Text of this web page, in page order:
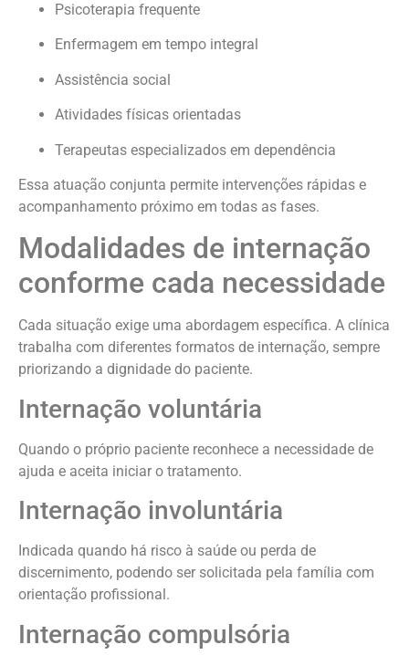
Psicoterapia frequente
Enfermagem em tempo integral
Assistência social
Atividades físicas orientadas
Terapeutas especializados em dependência
Essa atuação conjunta permite intervenções rápidas e
acompanhamento próximo em todas as fases.
Modalidades de internação
conforme cada necessidade
Cada situação exige uma abordagem específica. A clínica
trabalha com diferentes formatos de internação, sempre
priorizando a dignidade do paciente.
Internação voluntária
Quando o próprio paciente reconhece a necessidade de
ajuda e aceita iniciar o tratamento.
Internação involuntária
Indicada quando há risco à saúde ou perda de
discernimento, podendo ser solicitada pela família com
orientação profissional.
Internação compulsória